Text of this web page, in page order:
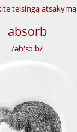
teisingą atsakymą
absorb
/əb'sɔ:b/